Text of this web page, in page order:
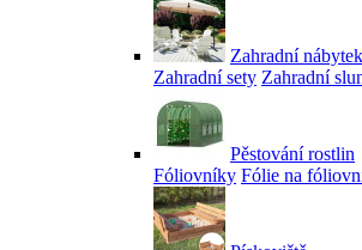
Zahradní nábytek
Zahradní sety Zahradní
Pěstování rostlin
Fóliovníky Fólie na